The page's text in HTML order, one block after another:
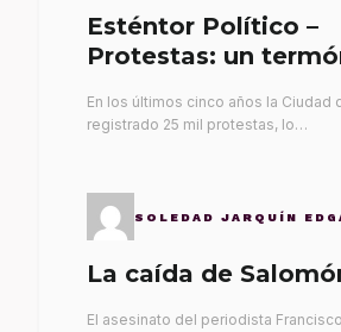
Esténtor Político –
Protestas: un
En los últimos cinco años la Ciudad
registrado 25 mil protestas, lo…
SOLEDAD JARQUÍN
La caída de
El asesinato del periodista